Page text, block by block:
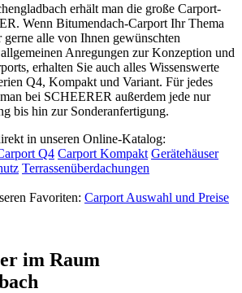
erhält man die große Carport-
Wenn Bitumendach-Carport Ihr Thema
alle von Ihnen gewünschten
Anregungen zur Konzeption und
erhalten Sie auch alles Wissenswerte
Q4, Kompakt und Variant. Für jedes
bei SCHEERER außerdem jede nur
bis hin zur Sonderanfertigung.
in unseren Online-Katalog:
Q4 Carport Kompakt Gerätehäuser
Terrassenüberdachungen
Favoriten: Carport Auswahl und Preise
im Raum